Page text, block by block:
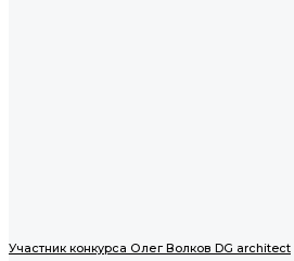
Участник конкурса Олег Волков DG architect